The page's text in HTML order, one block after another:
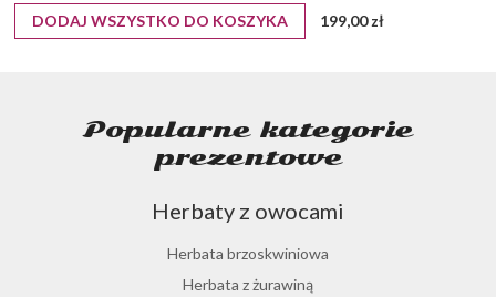
DODAJ WSZYSTKO DO KOSZYKA 199,00 zł
Popularne kategorie
prezentowe
Herbaty z owocami
Herbata brzoskwiniowa
Herbata z żurawiną